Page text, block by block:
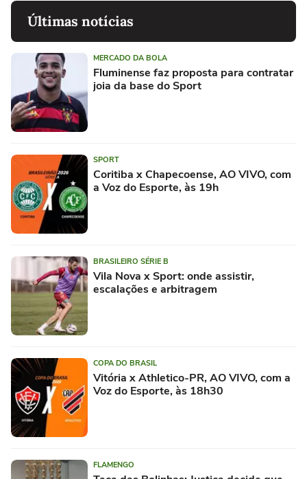
Últimas notícias
MERCADO DA BOLA
Fluminense faz proposta para contratar
joia da base do Sport
SPORT
Coritiba x Chapecoense, AO VIVO, com
a Voz do Esporte, às 19h
BRASILEIRO SÉRIE B
Vila Nova x Sport: onde assistir,
escalações e arbitragem
COPA DO BRASIL
Vitória x Athletico-PR, AO VIVO, com a
Voz do Esporte, às 18h30
FLAMENGO